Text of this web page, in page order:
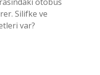
Silifke ve
var?